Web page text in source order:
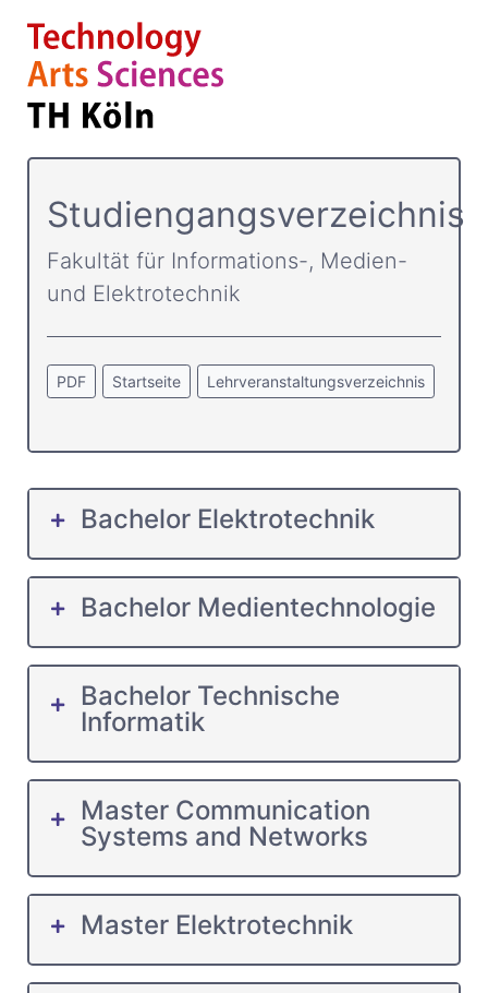
Studiengangsverzeichnis
Fakultät für Informations-, Medien-
und Elektrotechnik
PDF Startseite Lehrveranstaltungsverzeichnis
Bachelor Elektrotechnik
Bachelor Medientechnologie
Bachelor Technische
Informatik
Master Communication
Systems and Networks
Master Elektrotechnik